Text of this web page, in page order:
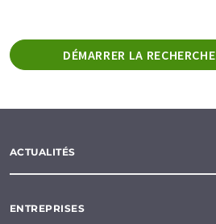
DÉMARRER LA
ACTUALITÉS
ENTREPRISES